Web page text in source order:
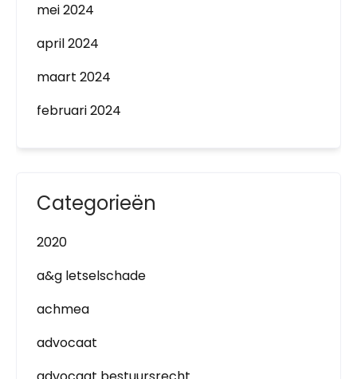
mei 2024
april 2024
maart 2024
februari 2024
Categorieën
2020
a&g letselschade
achmea
advocaat